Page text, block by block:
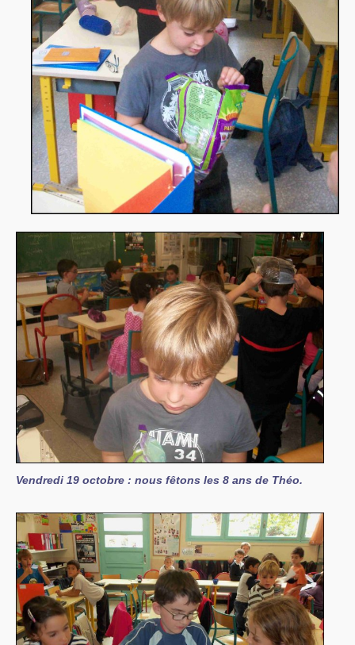
Vendredi 19 octobre : nous fêtons les 8 ans de Théo.